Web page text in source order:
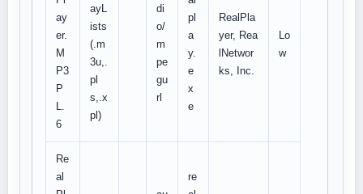
ay
er.
M
P3
P
L.
6
ayL
ists
(.m
3u,.
pl
s,.x
pl)
di
o/
m
pe
gu
rl
pl
a
y.
e
x
e
RealPla
yer, Rea
lNetwor
ks, Inc.
Lo
w
Re
al
re